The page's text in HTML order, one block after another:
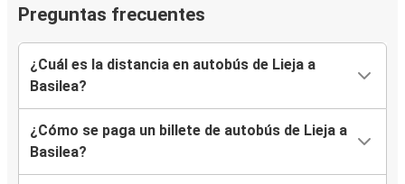
Preguntas frecuentes
¿Cuál es la distancia en autobús de Lieja a
Basilea?
¿Cómo se paga un billete de autobús de Lieja a
Basilea?